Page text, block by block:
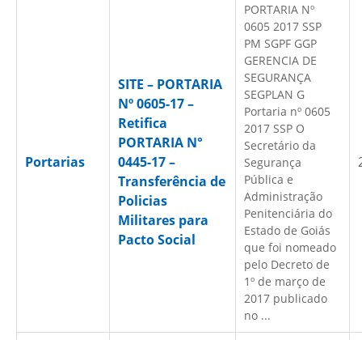
Portarias
SITE – PORTARIA
Nº 0605-17 –
Retifica
PORTARIA N°
0445-17 –
Transferência de
Policias
Militares para
Pacto Social
PORTARIA Nº
0605 2017 SSP
PM SGPF GGP
GERENCIA DE
SEGURANÇA
SEGPLAN G
Portaria nº 0605
2017 SSP O
Secretário da
Segurança
Pública e
Administração
Penitenciária do
Estado de Goiás
que foi nomeado
pelo Decreto de
1º de março de
2017 publicado
no ...